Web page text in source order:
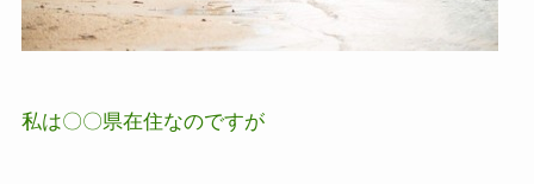
私は〇〇県在住なのですが